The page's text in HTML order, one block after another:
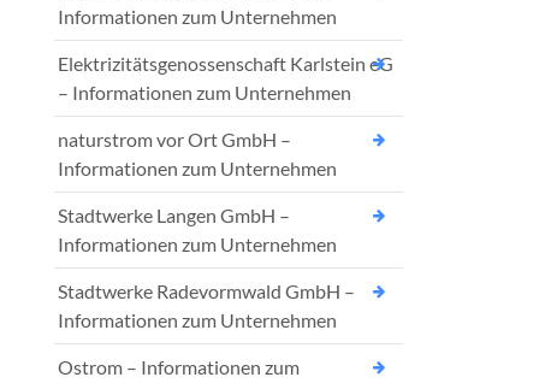
Informationen zum Unternehmen
Elektrizitätsgenossenschaft Karlstein eG
– Informationen zum Unternehmen
naturstrom vor Ort GmbH –
Informationen zum Unternehmen
Stadtwerke Langen GmbH –
Informationen zum Unternehmen
Stadtwerke Radevormwald GmbH –
Informationen zum Unternehmen
Ostrom – Informationen zum